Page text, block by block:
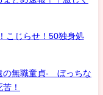
こじらせ！50独身処
無職童貞- ぼっちな
！